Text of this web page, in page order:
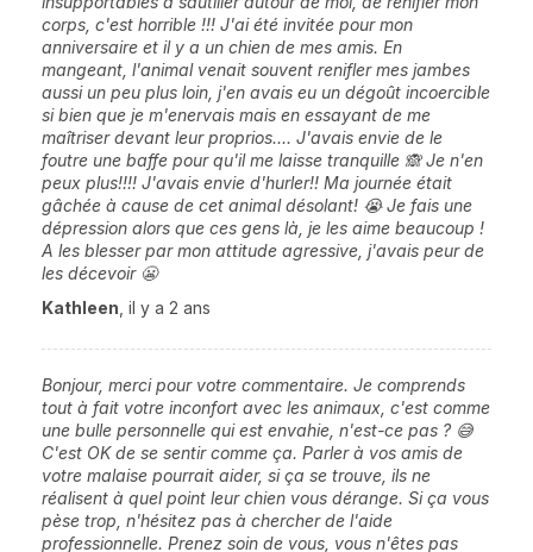
corps, c'est horrible !!! J'ai été invitée pour mon
anniversaire et il y a un chien de mes amis. En
mangeant, l'animal venait souvent renifler mes jambes
aussi un peu plus loin, j'en avais eu un dégoût incoercible
si bien que je m'enervais mais en essayant de me
maîtriser devant leur proprios.... J'avais envie de le
foutre une baffe pour qu'il me laisse tranquille 🙈 Je n'en
peux plus!!!! J'avais envie d'hurler!! Ma journée était
gâchée à cause de cet animal désolant! 😭 Je fais une
dépression alors que ces gens là, je les aime beaucoup !
A les blesser par mon attitude agressive, j'avais peur de
les décevoir 😬
Kathleen, il y a 2 ans
Bonjour, merci pour votre commentaire. Je comprends
tout à fait votre inconfort avec les animaux, c'est comme
une bulle personnelle qui est envahie, n'est-ce pas ? 😅
C'est OK de se sentir comme ça. Parler à vos amis de
votre malaise pourrait aider, si ça se trouve, ils ne
réalisent à quel point leur chien vous dérange. Si ça vous
pèse trop, n'hésitez pas à chercher de l'aide
professionnelle. Prenez soin de vous, vous n'êtes pas